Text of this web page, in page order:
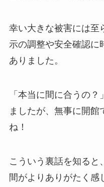
幸い大きな被害には至
示の調整や安全確認に
ありました。
「本当に間に合うの
ましたが、無事に開
ね！
こういう裏話を知ると
間がよりありがたく感